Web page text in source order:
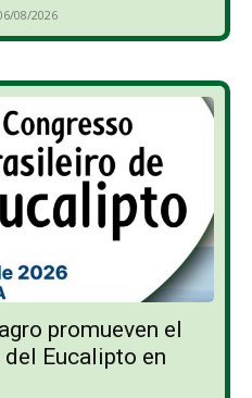
08/2026
promueven el
Eucalipto en